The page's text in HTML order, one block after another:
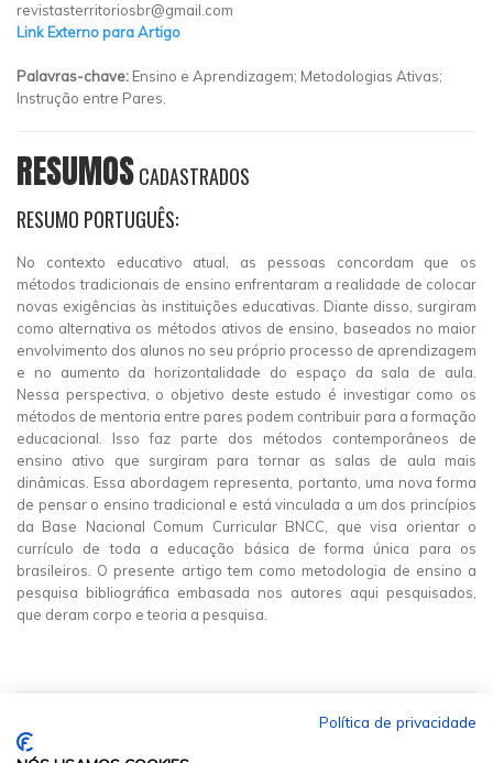
revistasterritoriosbr@gmail.com
Link Externo para Artigo
Palavras-chave: Ensino e Aprendizagem; Metodologias Ativas;
Instrução entre Pares.
RESUMOSCADASTRADOS
RESUMO PORTUGUÊS:
No contexto educativo atual, as pessoas concordam que os
métodos tradicionais de ensino enfrentaram a realidade de colocar
novas exigências às instituições educativas. Diante disso, surgiram
como alternativa os métodos ativos de ensino, baseados no maior
envolvimento dos alunos no seu próprio processo de aprendizagem
e no aumento da horizontalidade do espaço da sala de aula.
Nessa perspectiva, o objetivo deste estudo é investigar como os
métodos de mentoria entre pares podem contribuir para a formação
educacional. Isso faz parte dos métodos contemporâneos de
ensino ativo que surgiram para tornar as salas de aula mais
dinâmicas. Essa abordagem representa, portanto, uma nova forma
de pensar o ensino tradicional e está vinculada a um dos princípios
da Base Nacional Comum Curricular BNCC, que visa orientar o
currículo de toda a educação básica de forma única para os
brasileiros. O presente artigo tem como metodologia de ensino a
pesquisa bibliográfica embasada nos autores aqui pesquisados,
que deram corpo e teoria a pesquisa.
Política de privacidade